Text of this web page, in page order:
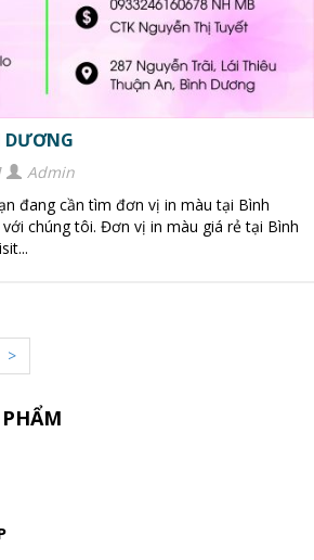
DƯƠNG
Admin
đang cần tìm đơn vị in màu tại Bình
chúng tôi. Đơn vị in màu giá rẻ tại Bình
>